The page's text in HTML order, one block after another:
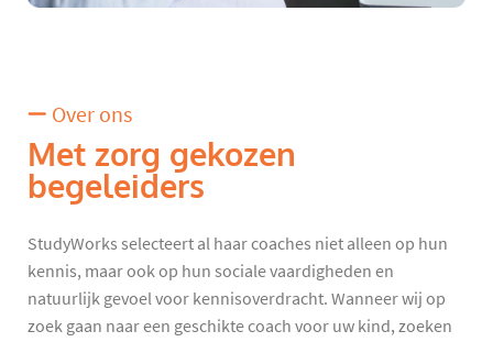
Over ons
Met zorg gekozen
begeleiders
StudyWorks selecteert al haar coaches niet alleen op hun
kennis, maar ook op hun sociale vaardigheden en
natuurlijk gevoel voor kennisoverdracht. Wanneer wij op
zoek gaan naar een geschikte coach voor uw kind, zoeken